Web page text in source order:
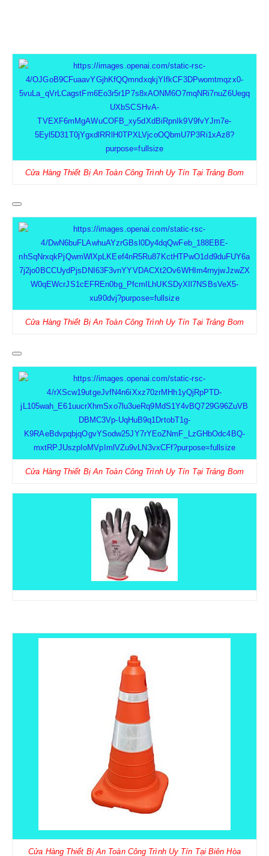
BÌNH PHÒNG CHÁY CHỮA CHÁY
DỤNG CỤ PHÒNG CHÁY CHỮA CHÁY
DÂY ĐAI AN TOÀN
DÂY ĐAI CỨU SINH VÀ PHỤ KIỆN
Cửa Hàng Thiết Bị An Toàn Công Trình Uy Tín Tại Trảng Bom
Cửa Hàng Thiết Bị An Toàn Công Trình Uy Tín Tại Trảng Bom
Cửa Hàng Thiết Bị An Toàn Công Trình Uy Tín Tại Trảng Bom
Cửa Hàng Thiết Bị An Toàn Công Trình Uy Tín Tại Biên Hòa